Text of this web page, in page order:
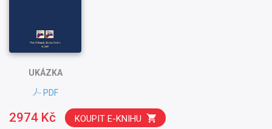
UKÁZKA
PDF
2974 Kč KOUPIT E-KNIHU